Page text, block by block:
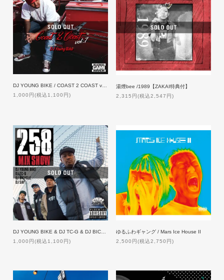
1,000円(税込1,100円)
湯煙bee /1989【ZAKAI特典付】
2,315円(税込2,547円)
1,000円(税込1,100円)
ゆるふわギャング / Mars Ice House II
2,500円(税込2,750円)